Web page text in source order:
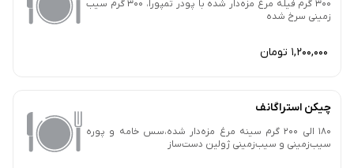
300 گرم فیله مرغ مزه‌دار شده با پودر تمپورا، 300 گرم سیب
زمینی سرخ شده
1,200,000 تومان
چیکن استراگانف
180 الی 200 گرم سینه مرغ مزه‌دار شده،سس خامه و پوره
سیب‌زمینی و سیب‌زمینی ژولین دست‌ساز